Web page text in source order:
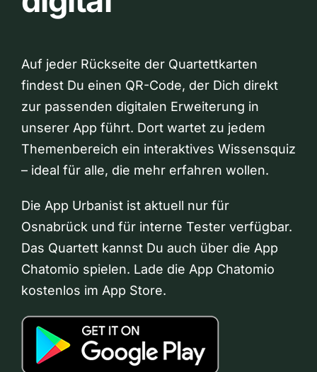
Auf jeder Rückseite der Quartettkarten
findest Du einen QR-Code, der Dich direkt
zur passenden digitalen Erweiterung in
unserer App führt. Dort wartet zu jedem
Themenbereich ein interaktives Wissensquiz
– ideal für alle, die mehr erfahren wollen.
Die App Urbanist ist aktuell nur für
Osnabrück und für interne Tester verfügbar.
Das Quartett kannst Du auch über die App
Chatomio spielen. Lade die App Chatomio
kostenlos im App Store.